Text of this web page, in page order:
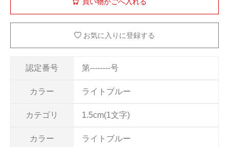
認定番号 第--------号
カラー ライトブルー
カテゴリ 1.5cm(1文字)
カラー ライトブルー
お気に入りに登録する